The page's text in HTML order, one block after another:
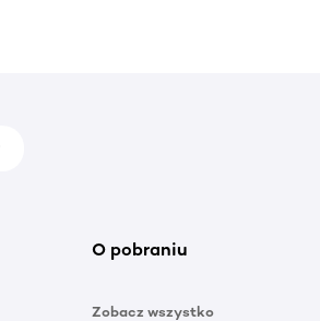
O pobraniu
Zobacz wszystko